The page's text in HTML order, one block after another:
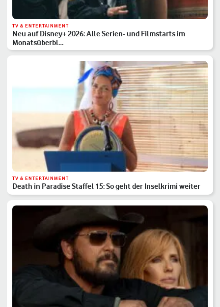
TV & ENTERTAINMENT
Neu auf Disney+ 2026: Alle Serien- und Filmstarts im
Monatsüberbl…
TV & ENTERTAINMENT
Death in Paradise Staffel 15: So geht der Inselkrimi weiter